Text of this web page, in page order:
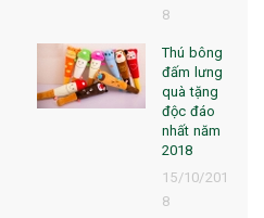
8
Thú bông
đấm lưng
quà tặng
độc đáo
nhất năm
2018
15/10/201
8